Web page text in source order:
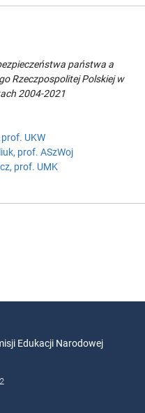
państwa a
Rzeczpospolitej Polskiej w
2004-2021
UKW
prof. ASzWoj
prof. UMK
Edukacji Narodowej